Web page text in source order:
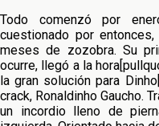
Todo comenzó por
cuestionado por
meses de zozobra. Su
ocurre, llegó a la
la gran solución para
crack, Ronaldinho Gaucho.
un incordio lleno de